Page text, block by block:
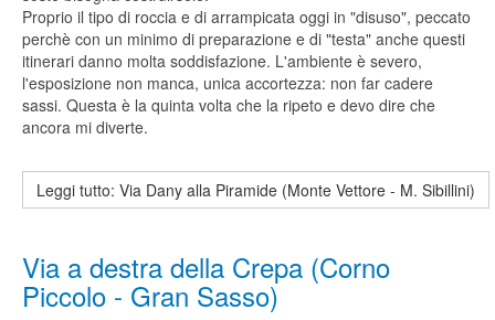
Proprio il tipo di roccia e di arrampicata oggi in "disuso", peccato
perchè con un minimo di preparazione e di "testa" anche questi
itinerari danno molta soddisfazione. L'ambiente è severo,
l'esposizione non manca, unica accortezza: non far cadere
sassi. Questa è la quinta volta che la ripeto e devo dire che
ancora mi diverte.
Leggi tutto: Via Dany alla Piramide (Monte Vettore - M. Sibillini)
Via a destra della Crepa (Corno
Piccolo - Gran Sasso)